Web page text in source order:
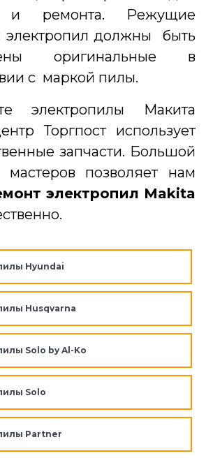
и ремонта. Режущие
электропил должны быть
оригинальные в
с маркой пилы.
электропилы Макита
Торгпост использует
запчасти. Большой
позволяет нам
электропил Makita
Hyundai
Husqvarna
Solo by Al-Ko
Solo
Partner